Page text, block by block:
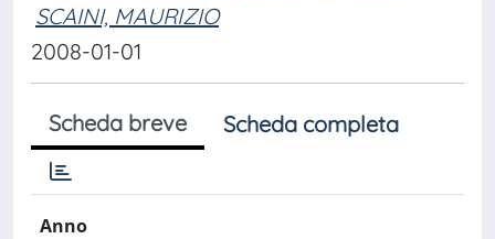
SCAINI, MAURIZIO
2008-01-01
Scheda breve Scheda completa
Anno